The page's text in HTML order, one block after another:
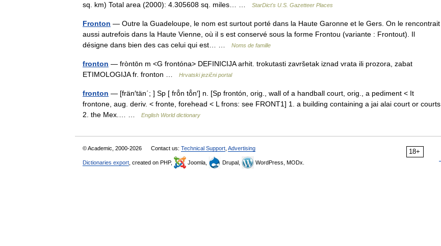
sq. km) Total area (2000): 4.305608 sq. miles… …
StarDict's U.S. Gazetteer Places
Fronton — Outre la Guadeloupe, le nom est surtout porté dans la Haute Garonne et le Gers. On le rencontrait
aussi autrefois dans la Haute Vienne, où il s est conservé sous la forme Frontou (variante : Frontout). Il
désigne dans bien des cas celui qui est… …
Noms de famille
fronton — fròntōn m <G frontóna> DEFINICIJA arhit. trokutasti završetak iznad vrata ili prozora, zabat
ETIMOLOGIJA fr. fronton …
Hrvatski jezični portal
fronton — [frän′tän΄; ] Sp [ frō̂n tō̂n′] n. [Sp frontón, orig., wall of a handball court, orig., a pediment < It
frontone, aug. deriv. < fronte, forehead < L frons: see FRONT1] 1. a building containing a jai alai court or courts
2. the Mex.… …
English World dictionary
18+
© Academic, 2000-2026 Contact us: Technical Support Advertising
Dictionaries export , created on PHP, Joomla, Drupal, WordPress, MODx.